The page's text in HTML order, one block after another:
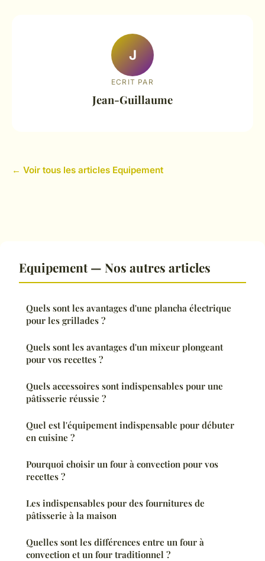
J
ECRIT PAR
Jean-Guillaume
← Voir tous les articles Equipement
Equipement — Nos autres articles
Quels sont les avantages d'une plancha électrique
pour les grillades ?
Quels sont les avantages d'un mixeur plongeant
pour vos recettes ?
Quels accessoires sont indispensables pour une
pâtisserie réussie ?
Quel est l'équipement indispensable pour débuter
en cuisine ?
Pourquoi choisir un four à convection pour vos
recettes ?
Les indispensables pour des fournitures de
pâtisserie à la maison
Quelles sont les différences entre un four à
convection et un four traditionnel ?